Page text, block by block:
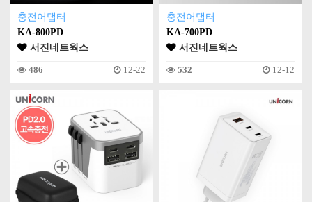
충전어댑터
KA-800PD
서진네트웍스
486 12-22
충전어댑터
KA-700PD
서진네트웍스
532 12-12